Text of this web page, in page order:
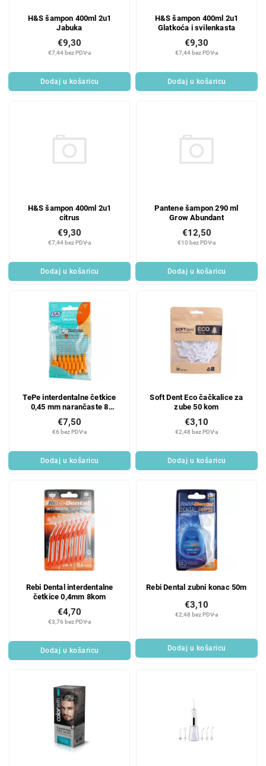
H&S šampon 400ml 2u1
Jabuka
€7,44 bez PDV-a
€9,30
Dodaj u košaricu
H&S šampon 400ml 2u1
Glatkoća i svilenkasta
€7,44 bez PDV-a
€9,30
Dodaj u košaricu
H&S šampon 400ml 2u1
citrus
€7,44 bez PDV-a
€9,30
Dodaj u košaricu
Pantene šampon 290 ml
Grow Abundant
€10 bez PDV-a
€12,50
Dodaj u košaricu
TePe interdentalne četkice
0,45 mm narančaste 8
komada
€6 bez PDV-a
€7,50
Dodaj u košaricu
Soft Dent Eco čačkalice za
zube 50 kom
€2,48 bez PDV-a
€3,10
Dodaj u košaricu
Rebi Dental interdentalne
četkice 0,4mm 8kom
€3,76 bez PDV-a
€4,70
Dodaj u košaricu
Rebi Dental zubni konac 50m
€2,48 bez PDV-a
€3,10
Dodaj u košaricu